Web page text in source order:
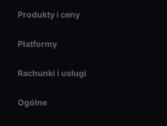
Produkty i ceny
Platformy
Rachunki i usługi
Ogólne